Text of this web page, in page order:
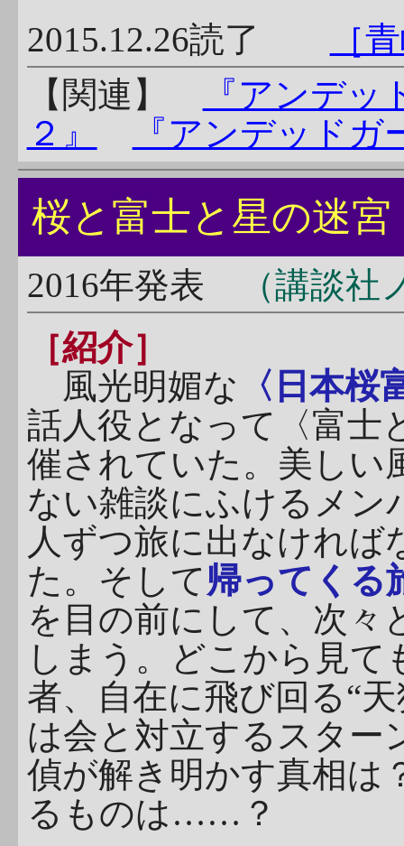
2015.12.26読了
［
【関連】
『アンデ
２』
『アンデッド
桜と富士と星の
2016年発表
（講談社
［紹介］
風光明媚な 〈日本桜
話人役となって〈富士
催されていた。美しい
ない雑談にふけるメン
人ずつ旅に出なけれ
た。そして帰ってくる
を目の前にして、次々
しまう。どこから見
者、自在に飛び回る“
は会と対立するスター
偵が解き明かす真相
るものは……？